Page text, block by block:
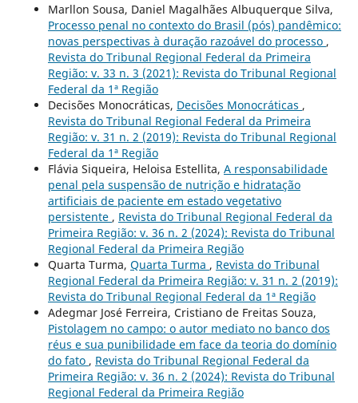
Marllon Sousa, Daniel Magalhães Albuquerque Silva,
Processo penal no contexto do Brasil (pós) pandêmico:
novas perspectivas à duração razoável do processo ,
Revista do Tribunal Regional Federal da Primeira
Região: v. 33 n. 3 (2021): Revista do Tribunal Regional
Federal da 1ª Região
Decisões Monocráticas, Decisões Monocráticas ,
Revista do Tribunal Regional Federal da Primeira
Região: v. 31 n. 2 (2019): Revista do Tribunal Regional
Federal da 1ª Região
Flávia Siqueira, Heloisa Estellita, A responsabilidade
penal pela suspensão de nutrição e hidratação
artificiais de paciente em estado vegetativo
persistente , Revista do Tribunal Regional Federal da
Primeira Região: v. 36 n. 2 (2024): Revista do Tribunal
Regional Federal da Primeira Região
Quarta Turma, Quarta Turma , Revista do Tribunal
Regional Federal da Primeira Região: v. 31 n. 2 (2019):
Revista do Tribunal Regional Federal da 1ª Região
Adegmar José Ferreira, Cristiano de Freitas Souza,
Pistolagem no campo: o autor mediato no banco dos
réus e sua punibilidade em face da teoria do domínio
do fato , Revista do Tribunal Regional Federal da
Primeira Região: v. 36 n. 2 (2024): Revista do Tribunal
Regional Federal da Primeira Região